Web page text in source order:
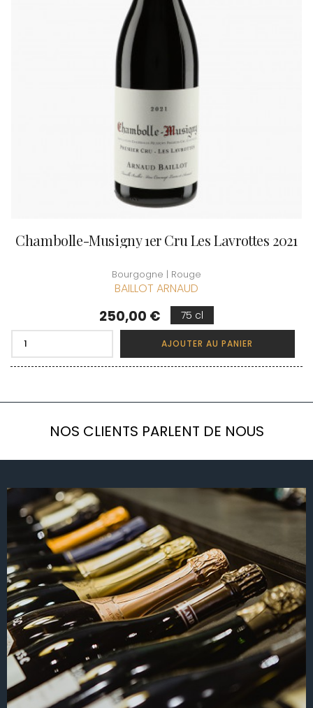
Chambolle-Musigny 1er Cru Les Lavrottes 2021
Bourgogne | Rouge
BAILLOT ARNAUD
Prix
250,00 € 75 cl
AJOUTER AU PANIER
NOS CLIENTS PARLENT DE NOUS